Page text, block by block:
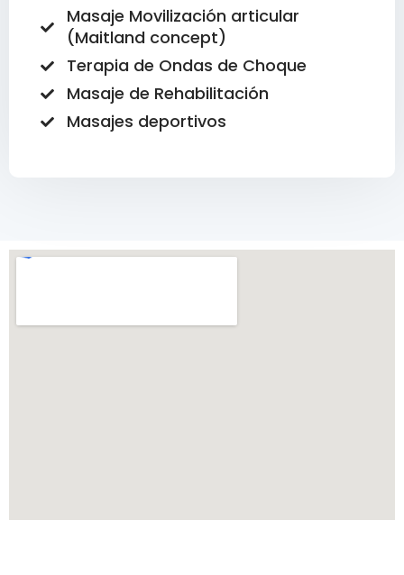
Masaje Movilización articular
(Maitland concept)
Terapia de Ondas de Choque
Masaje de Rehabilitación
Masajes deportivos